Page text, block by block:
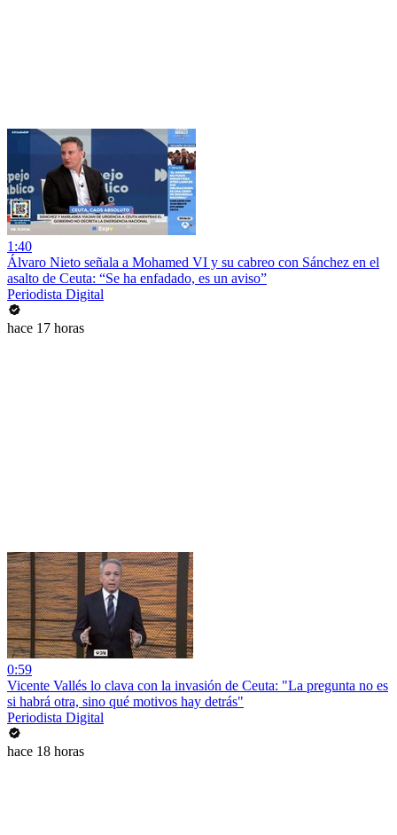
1:40
Álvaro Nieto señala a Mohamed VI y su cabreo con Sánchez en el
asalto de Ceuta: “Se ha enfadado, es un aviso”
Periodista Digital
hace 17 horas
0:59
Vicente Vallés lo clava con la invasión de Ceuta: "La pregunta no es
si habrá otra, sino qué motivos hay detrás"
Periodista Digital
hace 18 horas